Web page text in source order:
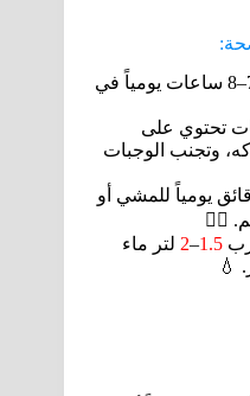
حاول النوم 7–8 ساعات يومياً في
تحتوي على
وتجنب الوجبات
يومياً للمشي أو
🏃‍♂️
1.5
–
2 لتر ماء
💧